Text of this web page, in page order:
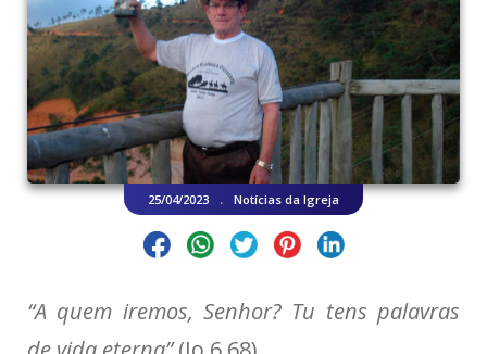
25/04/2023 . Notícias da Igreja
“A quem iremos, Senhor? Tu tens palavras